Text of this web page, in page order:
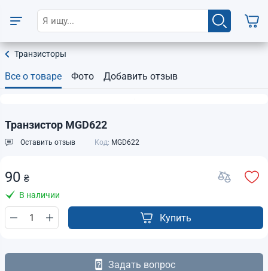
Транзисторы
Все о товаре Фото Добавить отзыв
Транзистор MGD622
Оставить отзыв Код: MGD622
90 ₴
В наличии
Купить
Задать вопрос